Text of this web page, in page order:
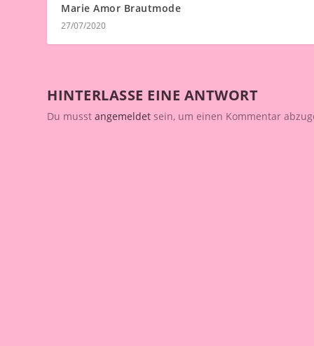
Marie Amor Brautmode
27/07/2020
HINTERLASSE EINE ANTWORT
Du musstangemeldet sein, um einen Kommentar